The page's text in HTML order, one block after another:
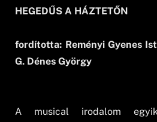
HEGEDŰS A HÁZTETŐN
fordította: Reményi Gyenes
G. Dénes György
A musical irodalom